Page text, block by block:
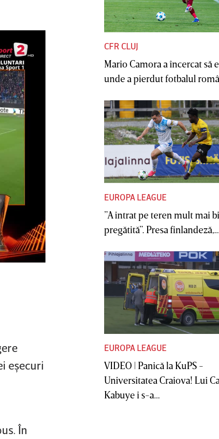
eşecuri
În
CFR CLUJ
Mario Camora a încercat să
unde a pierdut fotbalul
EUROPA LEAGUE
”A intrat pe teren mult mai
pregătită”. Presa
EUROPA LEAGUE
VIDEO | Panică la KuPS -
Universitatea Craiova! Lui
Kabuye i s-a...